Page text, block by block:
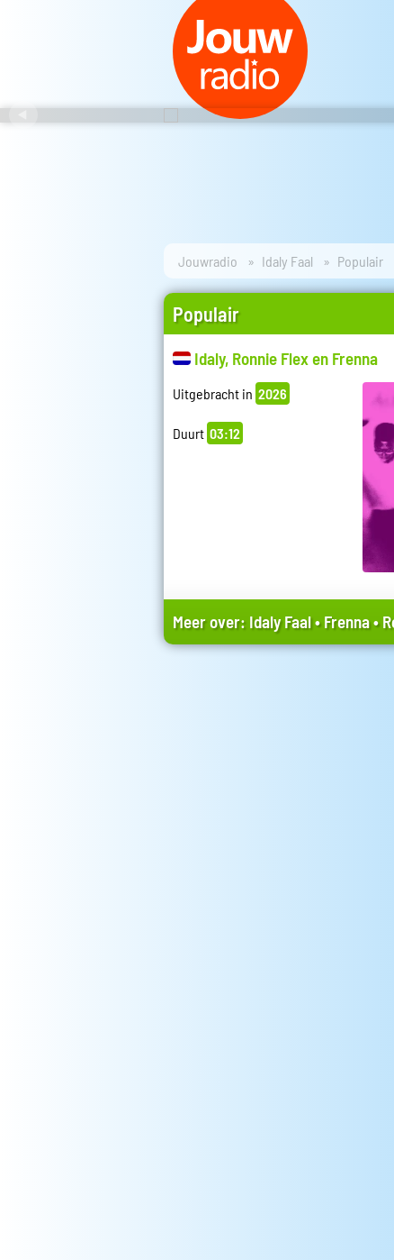
Jouwradio Idaly Faal Populair
Populair
Idaly, Ronnie Flex en Frenna
Uitgebracht in 2026
Duurt 03:12
Meer over: Idaly Faal•Frenna•